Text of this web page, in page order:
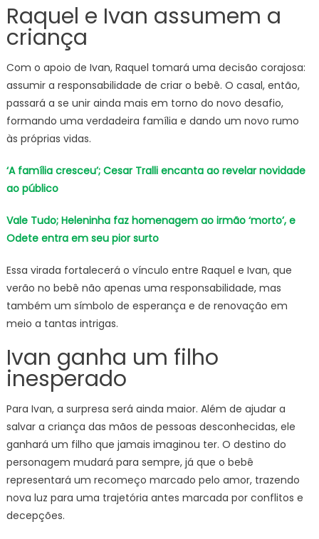
Raquel e Ivan assumem a
criança
Com o apoio de Ivan, Raquel tomará uma decisão corajosa:
assumir a responsabilidade de criar o bebê. O casal, então,
passará a se unir ainda mais em torno do novo desafio,
formando uma verdadeira família e dando um novo rumo
às próprias vidas.
‘A família cresceu’; Cesar Tralli encanta ao revelar novidade
ao público
Vale Tudo; Heleninha faz homenagem ao irmão ‘morto’, e
Odete entra em seu pior surto
Essa virada fortalecerá o vínculo entre Raquel e Ivan, que
verão no bebê não apenas uma responsabilidade, mas
também um símbolo de esperança e de renovação em
meio a tantas intrigas.
Ivan ganha um filho
inesperado
Para Ivan, a surpresa será ainda maior. Além de ajudar a
salvar a criança das mãos de pessoas desconhecidas, ele
ganhará um filho que jamais imaginou ter. O destino do
personagem mudará para sempre, já que o bebê
representará um recomeço marcado pelo amor, trazendo
nova luz para uma trajetória antes marcada por conflitos e
decepções.